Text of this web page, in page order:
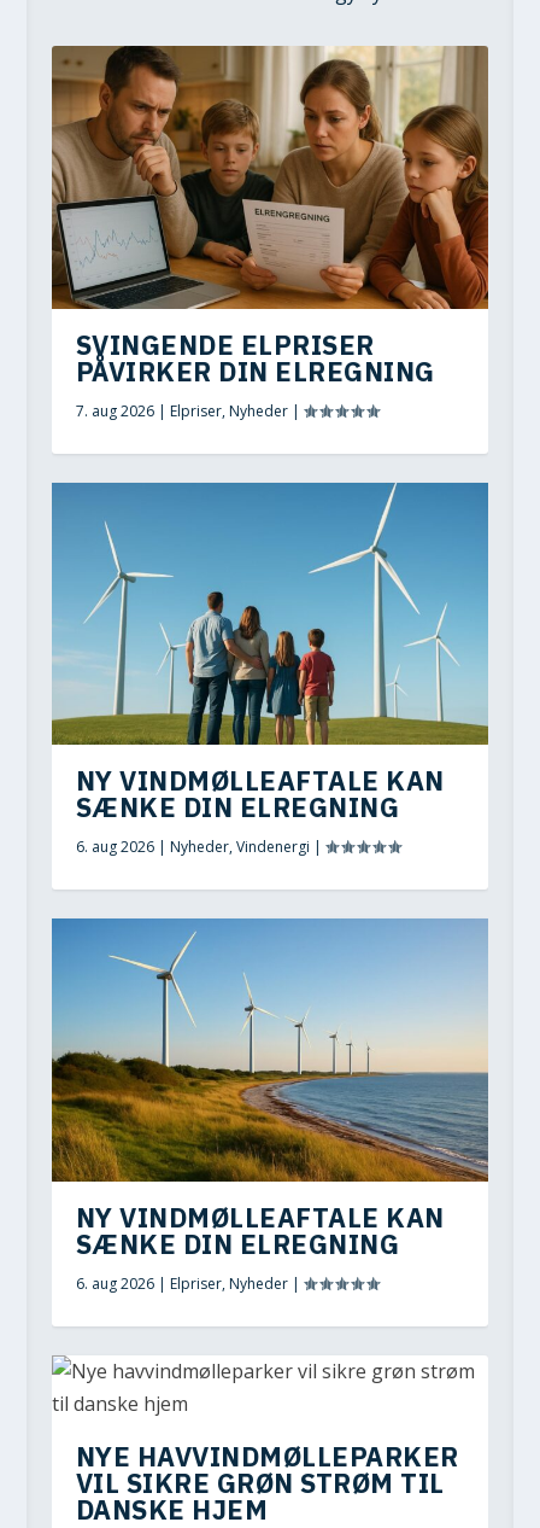
SVINGENDE ELPRISER
PÅVIRKER DIN ELREGNING
7. aug 2026| Elpriser,Nyheder|
NY VINDMØLLEAFTALE KAN
SÆNKE DIN ELREGNING
6. aug 2026| Nyheder,Vindenergi |
NY VINDMØLLEAFTALE KAN
SÆNKE DIN ELREGNING
6. aug 2026| Elpriser,Nyheder|
NYE HAVVINDMØLLEPARKER
VIL SIKRE GRØN STRØM TIL
DANSKE HJEM